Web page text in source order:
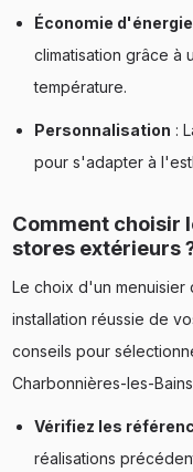
Économie d'énergie
climatisation grâce à
température.
Personnalisation :
pour s'adapter à
Comment choisir
stores extérieurs
Le choix d'un menuisier
installation réussie de
conseils pour
Charbonnières-les-
Vérifiez les
réalisations